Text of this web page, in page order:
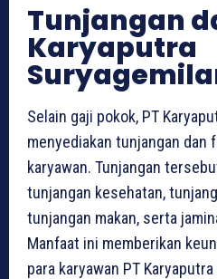
Tunjangan
Karyaputra
Selain gaji pokok, PT
menyediakan tunjangan dan
karyawan. Tunjangan
tunjangan kesehatan,
tunjangan makan, serta
Manfaat ini memberikan
para karyawan PT